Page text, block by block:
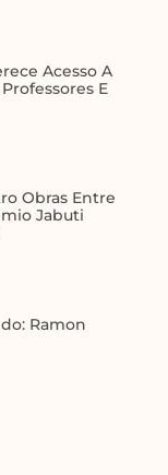
Acesso A
E
Obras Entre
Jabuti
Ramon